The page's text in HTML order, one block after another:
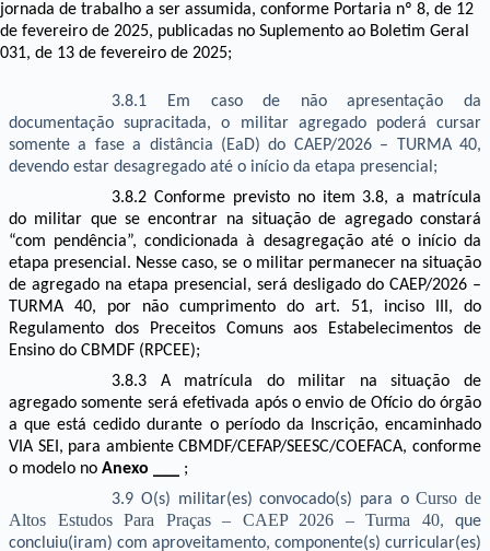
jornada de trabalho a ser assumida, conforme Portaria nº 8, de 12
de fevereiro de 2025, publicadas no Suplemento ao Boletim Geral
031, de 13 de fevereiro de 2025;
3.8.1 Em caso de não apresentação da
documentação supracitada, o militar agregado poderá cursar
somente a fase a distância (EaD) do CAEP/2026 – TURMA 40,
devendo estar desagregado até o início da etapa presencial;
3.8.2 Conforme previsto no item 3.8, a matrícula
do militar que se encontrar na situação de agregado constará
“com pendência”, condicionada à desagregação até o início da
etapa presencial. Nesse caso, se o militar permanecer na situação
de agregado na etapa presencial, será desligado do CAEP/2026 –
TURMA 40, por não cumprimento do art. 51, inciso III, do
Regulamento dos Preceitos Comuns aos Estabelecimentos de
Ensino do CBMDF (RPCEE);
3.8.3 A matrícula do militar na situação de
agregado somente será efetivada após o envio de Ofício do órgão
a que está cedido durante o período da Inscrição, encaminhado
VIA SEI, para ambiente CBMDF/CEFAP/SEESC/COEFACA, conforme
o modelo no Anexo ___
;
3.9O(s) militar(es) convocado(s) para oCurso de
Altos Estudos Para Praças – CAEP 2026 – Turma 40, que
concluiu(iram) com aproveitamento, componente(s) curricular(es)